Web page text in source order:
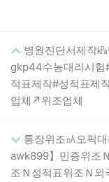
병원진단서제작
gkp44수능대리시험
적표제작#성적표제
업체↗위조업체
통장위조㎁오픽
awk899】민증위조
조Ｎ성적표위조Ｎ외